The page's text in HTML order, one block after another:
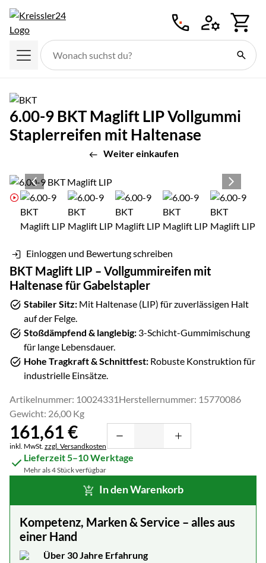
6.00-9 BKT Maglift LIP Vollgummi
Staplerreifen mit Haltenase
Weiter einkaufen
Produktgalerie
Zur Kaufbox springen
Einloggen und Bewertung schreiben
BKT Maglift LIP – Vollgummireifen mit
Haltenase für Gabelstapler
Stabiler Sitz: Mit Haltenase (LIP) für zuverlässigen Halt
auf der Felge.
Stoßdämpfend & langlebig: 3-Schicht-Gummimischung
für lange Lebensdauer.
Hohe Tragkraft & Schnittfest: Robuste Konstruktion für
industrielle Einsätze.
Artikelnummer: 10024331Herstellernummer: 15770086
Gewicht: 26,00 Kg
161,61€
Steuerhinweis:
inkl. MwSt. zzgl. Versandkosten
Lieferzeit 5–10 Werktage
Mehr als 4 Stück verfügbar
In den Warenkorb
Kompetenz, Marken & Service – alles aus
einer Hand
Über 30 Jahre Erfahrung